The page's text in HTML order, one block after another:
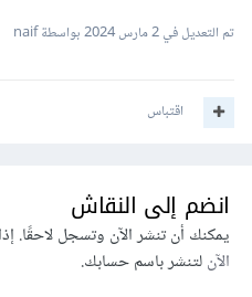
تم التعديل في2 مارس 2024 بواسطة naif
اقتباس
انضم إلى النقاش
يمكنك أن تنشر الآن وتسجل لاحقًا.
الآنلتنشر باسم حسابك.